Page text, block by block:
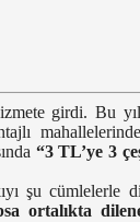
girdi. Bu
“3 TL’ye 3
şu cümlelerle
ortalıkta